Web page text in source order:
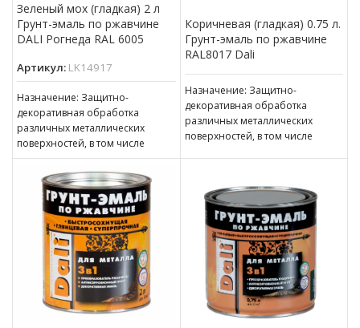
Зеленый мох (гладкая) 2 л
Грунт-эмаль по ржавчине
DALI Рогнеда RAL 6005
Артикул: LK14917
Назначение: Защитно-
декоративная обработка
различных металлических
поверхностей, в том числе
пораженных точечной или
сплошной коррозией c
толщиной ржавчины до 100 мкм
Коричневая (гладкая) 0.75 л.
Грунт-эмаль по ржавчине
RAL8017 Dali
Назначение: Защитно-
декоративная обработка
различных металлических
поверхностей, в том числе